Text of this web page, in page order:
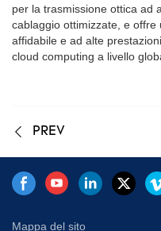
per la trasmissione ottica ad
cablaggio ottimizzate, e
affidabile e ad alte
cloud computing a livello
PREV
Mappa del sito